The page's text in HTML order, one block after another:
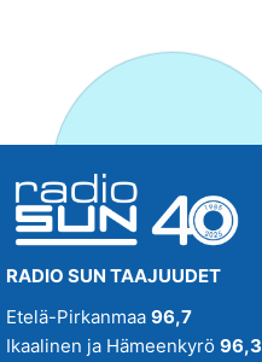
RADIO SUN TAAJUUDET
Etelä-Pirkanmaa 96,7
Ikaalinen ja Hämeenkyrö 96,3